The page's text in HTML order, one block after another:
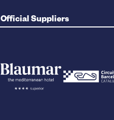
Official Suppliers